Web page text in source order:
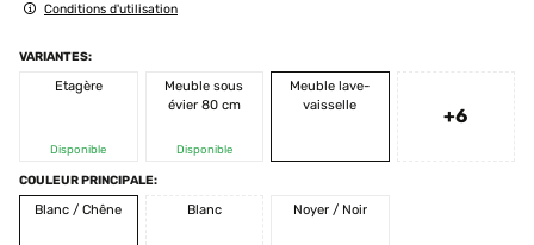
Conditions d'utilisation
VARIANTES:
Etagère
Disponible
Meuble sous
évier 80 cm
Disponible
Meuble lave-
vaisselle
+6
COULEUR PRINCIPALE:
Blanc / Chêne
Blanc Noyer / Noir